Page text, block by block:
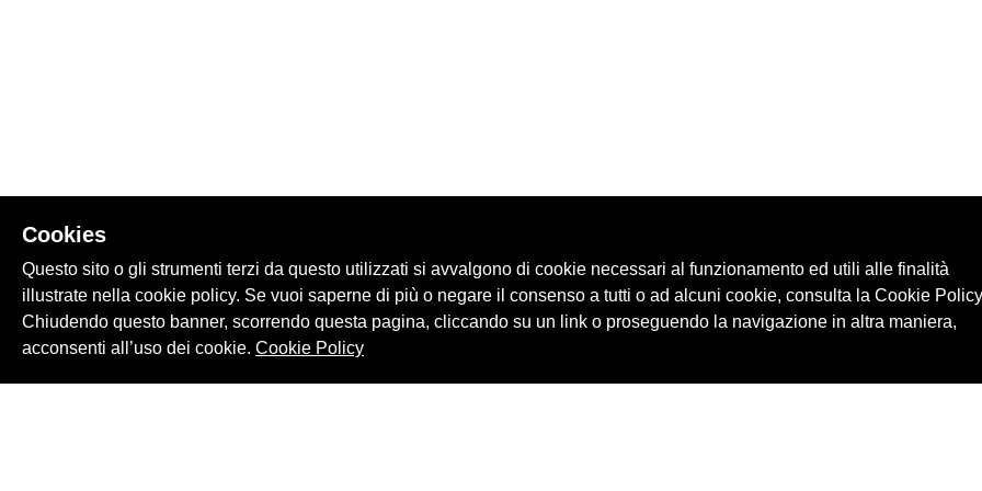
Cookies
Questo sito o gli strumenti terzi da questo utilizzati si avvalgono di cookie necessari al funzionamento ed utili alle finalità
illustrate nella cookie policy. Se vuoi saperne di più o negare il consenso a tutti o ad alcuni cookie, consulta la Cookie
Chiudendo questo banner, scorrendo questa pagina, cliccando su un link o proseguendo la navigazione in altra maniera,
acconsenti all’uso dei cookie. Cookie Policy